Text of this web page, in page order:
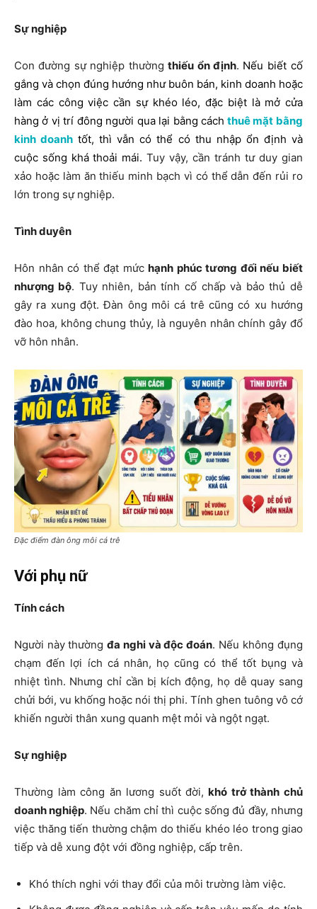
Sự nghiệp
Con đường sự nghiệp thường thiếu ổn định. Nếu biết cố
gắng và chọn đúng hướng như buôn bán, kinh doanh hoặc
làm các công việc cần sự khéo léo, đặc biệt là mở cửa
hàng ở vị trí đông người qua lại bằng cách thuê mặt bằng
kinh doanh tốt, thì vẫn có thể có thu nhập ổn định và
cuộc sống khá thoải mái. Tuy vậy, cần tránh tư duy gian
xảo hoặc làm ăn thiếu minh bạch vì có thể dẫn đến rủi ro
lớn trong sự nghiệp.
Tình duyên
Hôn nhân có thể đạt mức hạnh phúc tương đối nếu biết
nhượng bộ. Tuy nhiên, bản tính cố chấp và bảo thủ dễ
gây ra xung đột. Đàn ông môi cá trê cũng có xu hướng
đào hoa, không chung thủy, là nguyên nhân chính gây đổ
vỡ hôn nhân.
Đặc điểm đàn ông môi cá trê
Với phụ nữ
Tính cách
Người này thường đa nghi và độc đoán. Nếu không đụng
chạm đến lợi ích cá nhân, họ cũng có thể tốt bụng và
nhiệt tình. Nhưng chỉ cần bị kích động, họ dễ quay sang
chửi bới, vu khống hoặc nói thị phi. Tính ghen tuông vô cớ
khiến người thân xung quanh mệt mỏi và ngột ngạt.
Sự nghiệp
Thường làm công ăn lương suốt đời, khó trở thành chủ
doanh nghiệp. Nếu chăm chỉ thì cuộc sống đủ đầy, nhưng
việc thăng tiến thường chậm do thiếu khéo léo trong giao
tiếp và dễ xung đột với đồng nghiệp, cấp trên.
Khó thích nghi với thay đổi của môi trường làm việc.